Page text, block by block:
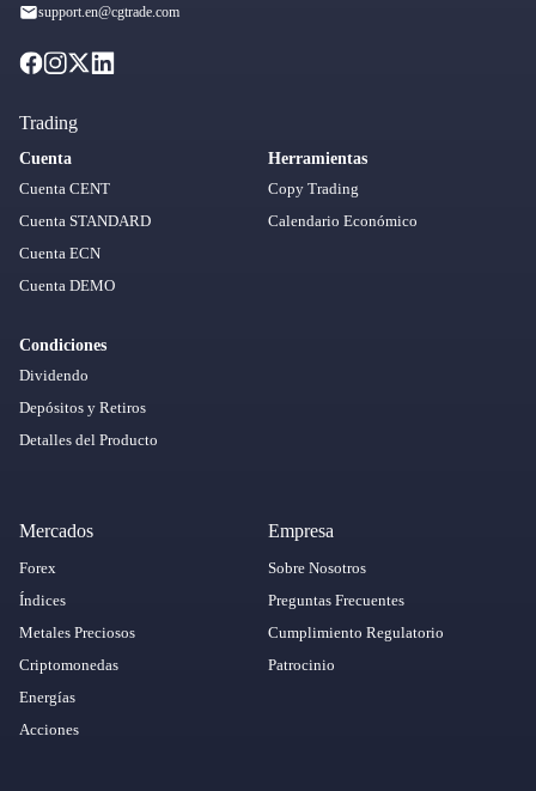
support.en@cgtrade.com
Trading
Cuenta
Cuenta CENT
Cuenta STANDARD
Cuenta ECN
Cuenta DEMO
Condiciones
Dividendo
Depósitos y Retiros
Detalles del Producto
Herramientas
Copy Trading
Calendario Económico
Mercados
Forex
Índices
Metales Preciosos
Criptomonedas
Energías
Acciones
Empresa
Sobre Nosotros
Preguntas Frecuentes
Cumplimiento Regulatorio
Patrocinio